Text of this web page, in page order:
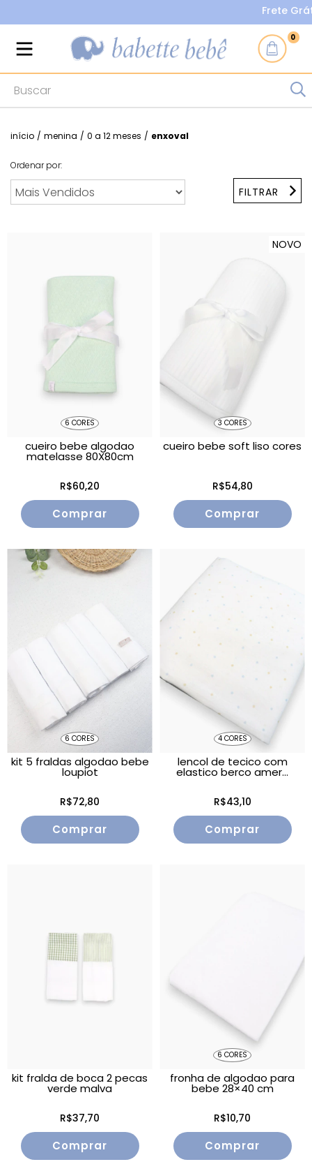
Frete Grátis
0
início / menina / 0 a 12 meses / enxoval
Ordenar por:
FILTRAR
6 CORES
cueiro bebe algodao
matelasse 80X80cm
R$60,20
Comprar
NOVO
3 CORES
cueiro bebe soft liso cores
R$54,80
Comprar
6 CORES
kit 5 fraldas algodao bebe
loupiot
R$72,80
Comprar
4 CORES
lencol de tecico com
elastico berco amer...
R$43,10
Comprar
kit fralda de boca 2 pecas
verde malva
R$37,70
6 CORES
fronha de algodao para
bebe 28×40 cm
R$10,70
Comprar